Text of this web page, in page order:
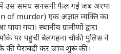
में उस समय सनसनी फैल गई जब अरपा
of murder) एक अज्ञात व्यक्ति का
गया। स्थानीय ग्रामीणों द्वारा
पर पहुंची बेलगहना चौकी पुलिस ने
की घेराबंदी कर जांच शुरू की।